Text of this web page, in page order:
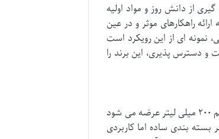
از دانش روز و مواد اولیه
راهکارهای موثر و در عین
نمونه ای از این رویکرد است
و دسترس پذیری، این برند را
کرم مرطوب کننده حاوی عصاره آووکادو دیترون عموماً در بسته بندی های کاسه ای و با حجم ۲۰۰ میلی لیتر عرضه می شود
بندی ساده اما کاربردی